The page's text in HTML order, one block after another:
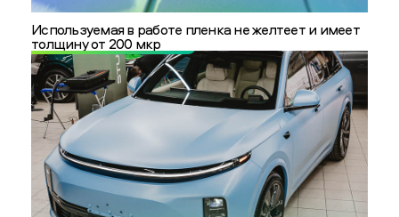
Используемая в работе пленка не желтеет и имеет
толщину от 200 мкр